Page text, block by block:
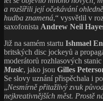
a rozšířili její očekávání
hudba znamená,“ vysvětlil v
saxofonista Andrew Neil
Již na samém startu Ishmael
britských disc jockeyů a
moderátorů rozhlasových stanic
Music, jako jsou Gilles
Se slovy uznání přispěchala i
„Nesmírně přitažlivý zvuk
nejkreativnějších měst. Prostě